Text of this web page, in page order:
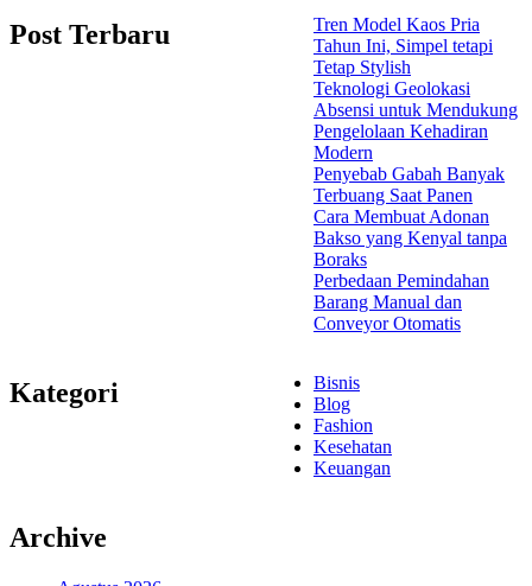
Post Terbaru
Tren Model Kaos Pria
Tahun Ini, Simpel tetapi
Tetap Stylish
Teknologi Geolokasi
Absensi untuk Mendukung
Pengelolaan Kehadiran
Modern
Penyebab Gabah Banyak
Terbuang Saat Panen
Cara Membuat Adonan
Bakso yang Kenyal tanpa
Boraks
Perbedaan Pemindahan
Barang Manual dan
Conveyor Otomatis
Kategori
Bisnis
Blog
Fashion
Kesehatan
Keuangan
Archive